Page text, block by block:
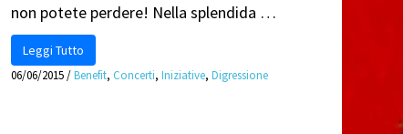
non potete perdere! Nella splendida …
Leggi Tutto
06/06/2015/Benefit, Concerti, Iniziative, Digressione